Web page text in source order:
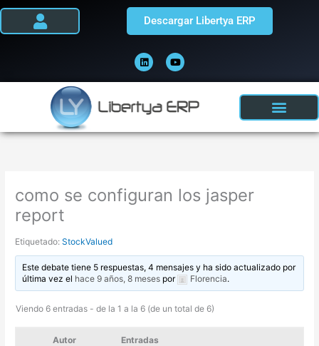
Ir
i
n
k
e
i
n
o
u
t
u
e
Descargar Libertya ERP
como se configuran los jasper
report
Etiquetado:StockValued
Este debate tiene 5 respuestas, 4 mensajes y ha sido actualizado por
última vez el hace 9 años, 8 meses por Florencia.
Viendo 6 entradas - de la 1 a la 6 (de un total de 6)
Autor Entradas